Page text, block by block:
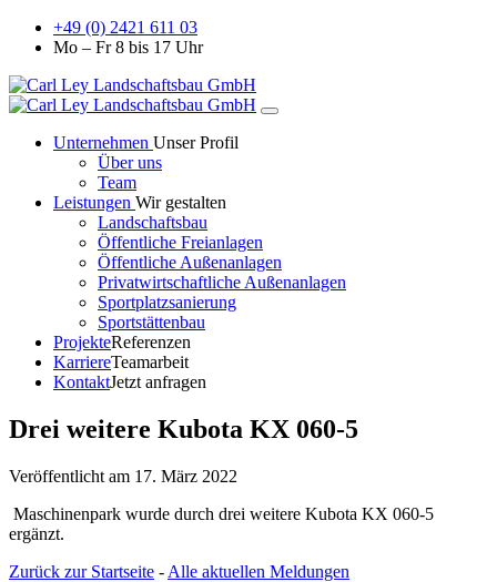
+49 (0) 2421 611 03
Mo – Fr 8 bis 17 Uhr
Unternehmen Unser Profil
Über uns
Team
Leistungen Wir gestalten
Landschaftsbau
Öffentliche Freianlagen
Öffentliche Außenanlagen
Privatwirtschaftliche Außenanlagen
Sportplatzsanierung
Sportstättenbau
ProjekteReferenzen
KarriereTeamarbeit
KontaktJetzt anfragen
Drei weitere Kubota KX 060-5
Veröffentlicht am 17. März 2022
Maschinenpark wurde durch drei weitere Kubota KX 060-5
ergänzt.
Zurück zur Startseite - Alle aktuellen Meldungen